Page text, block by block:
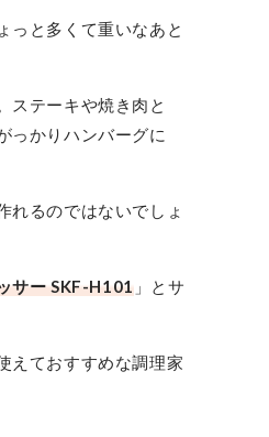
っと多くて重いなあと
ステーキや焼き肉と
っかりハンバーグに
れるのではないでしょ
サー SKF-H101」とサ
えておすすめな調理家